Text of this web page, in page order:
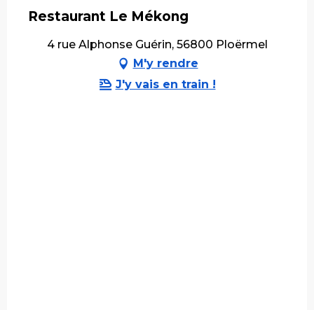
Restaurant Le Mékong
4 rue Alphonse Guérin, 56800 Ploërmel
M'y rendre
J'y vais en train !